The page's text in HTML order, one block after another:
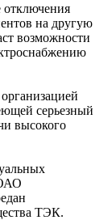
на другую
возможности
серьезный
высокого
ТЭК.